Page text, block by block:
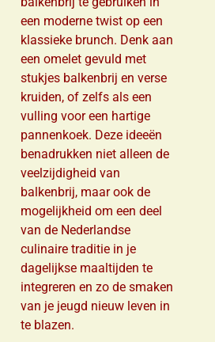
een moderne twist op een
klassieke brunch. Denk aan
een omelet gevuld met
stukjes balkenbrij en verse
kruiden, of zelfs als een
vulling voor een hartige
pannenkoek. Deze ideeën
benadrukken niet alleen de
veelzijdigheid van
balkenbrij, maar ook de
mogelijkheid om een deel
van de Nederlandse
culinaire traditie in je
dagelijkse maaltijden te
integreren en zo de smaken
van je jeugd nieuw leven in
te blazen.